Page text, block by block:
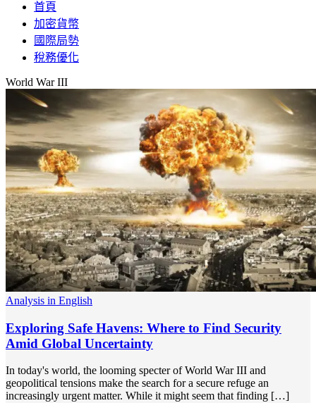
首頁
加密貨幣
國際局勢
稅務優化
World War III
Analysis in English
Exploring Safe Havens: Where to Find Security
Amid Global Uncertainty
In today's world, the looming specter of World War III and
geopolitical tensions make the search for a secure refuge an
increasingly urgent matter. While it might seem that finding […]